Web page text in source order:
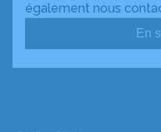
également nous
En